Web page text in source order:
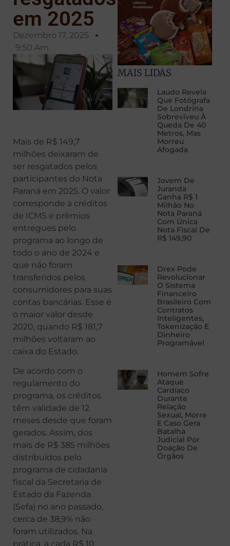
em 2025
Dezembro 17, 2025
9:50 Am
Mais de R$ 149,7
milhões deixaram de
ser resgatados pelos
participantes do Nota
Paraná em 2025. O valor
corresponde a créditos
de ICMS e prêmios
entregues pelo
programa ao longo de
todo o ano de 2024 e
que não foram
transferidos pelos
consumidores para suas
contas bancárias. Esse é
o maior valor desde
2020, quando R$ 181,7
milhões voltaram ao
caixa do Estado.
De acordo com o
regulamento do
programa, os créditos
têm validade de 12
meses desde que foram
gerados. Assim, dos
mais de R$ 385 milhões
distribuídos pelo
programa de cidadania
fiscal da Secretaria de
Estado da Fazenda
(Sefa) no ano passado,
cerca de 38,9% não
foram utilizados. Na
prática, a cada R$ 10
MAIS LIDAS
Laudo Revela
Que Fotógrafa
De Londrina
Sobreviveu À
Queda De 40
Metros, Mas
Morreu
Afogada
Jovem De
Juranda
Ganha R$ 1
Milhão No
Nota Paraná
Com Única
Nota Fiscal De
R$ 149,90
Drex Pode
Revolucionar
O Sistema
Financeiro
Brasileiro Com
Contratos
Inteligentes,
Tokenização E
Dinheiro
Programável
Homem Sofre
Ataque
Cardíaco
Durante
Relação
Sexual, Morre
E Caso Gera
Batalha
Judicial Por
Doação De
Órgãos